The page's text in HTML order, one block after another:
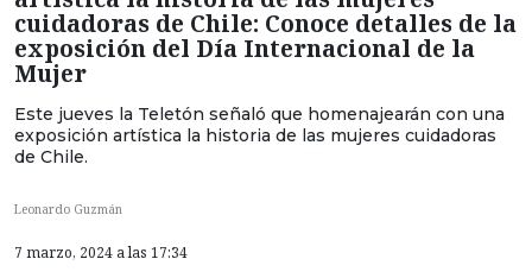
cuidadoras de Chile: Conoce detalles de la
exposición del Día Internacional de la
Mujer
Este jueves la Teletón señaló que homenajearán con una
exposición artística la historia de las mujeres cuidadoras
de Chile.
Leonardo Guzmán
7 marzo, 2024 a las 17:34